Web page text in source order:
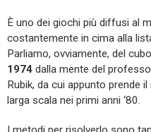
È uno dei giochi più diffusi al
costantemente in cima alla
Parliamo, ovviamente, del
1974 dalla mente del
Rubik, da cui appunto prende
larga scala nei primi anni ‘80.